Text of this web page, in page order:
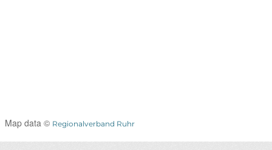
Map data © Regionalverband Ruhr